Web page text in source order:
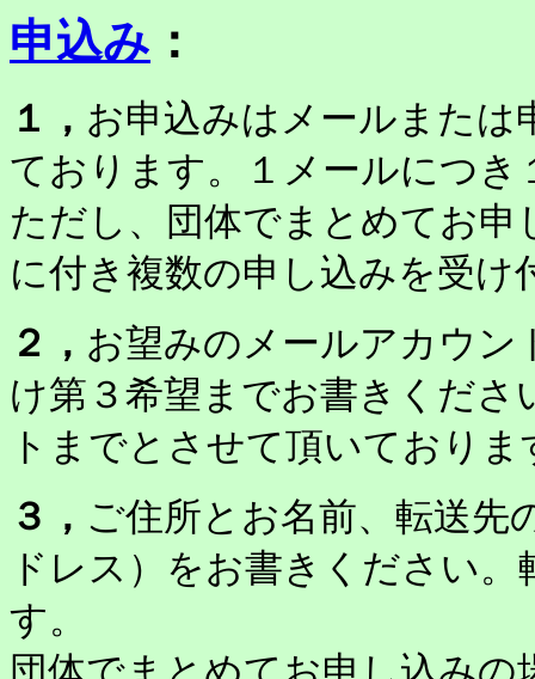
申込み ：
１， お申込みはメールまたは
ております。１メールにつ
ただし、団体でまとめてお
に付き複数の申し込みを受け
２， お望みのメールアカウン
け第３希望までお書きくだ
トまでとさせて頂いておりま
３， ご住所とお名前、転送先
ドレス）をお書きください
す。